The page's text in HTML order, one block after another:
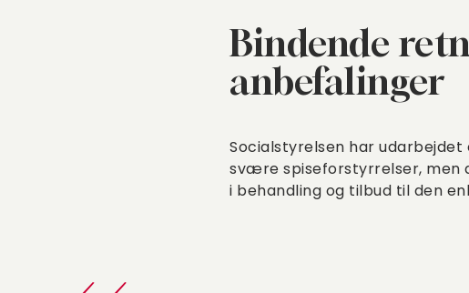
Bindende
anbefalinger
Socialstyrelsen har
svære spiseforstyrrelser, men
i behandling og tilbud til den